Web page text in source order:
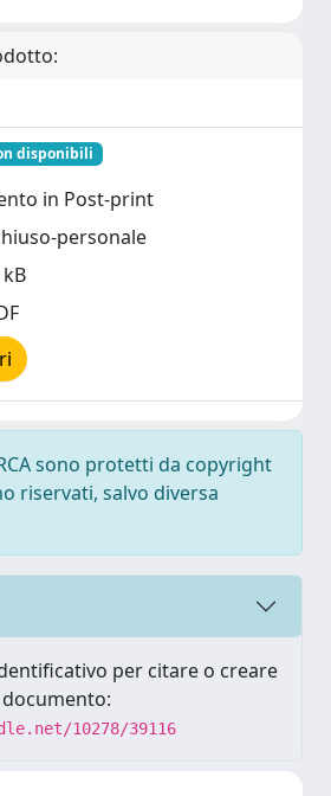
disponibili
in Post-print
personale
sono protetti da copyright
riservati, salvo diversa
per citare o creare
10278/39116